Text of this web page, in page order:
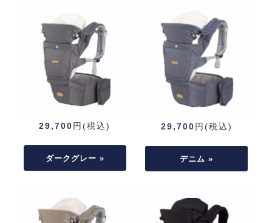
29,700円(税込)
ダークグレー »
29,700円(税込)
デニム »